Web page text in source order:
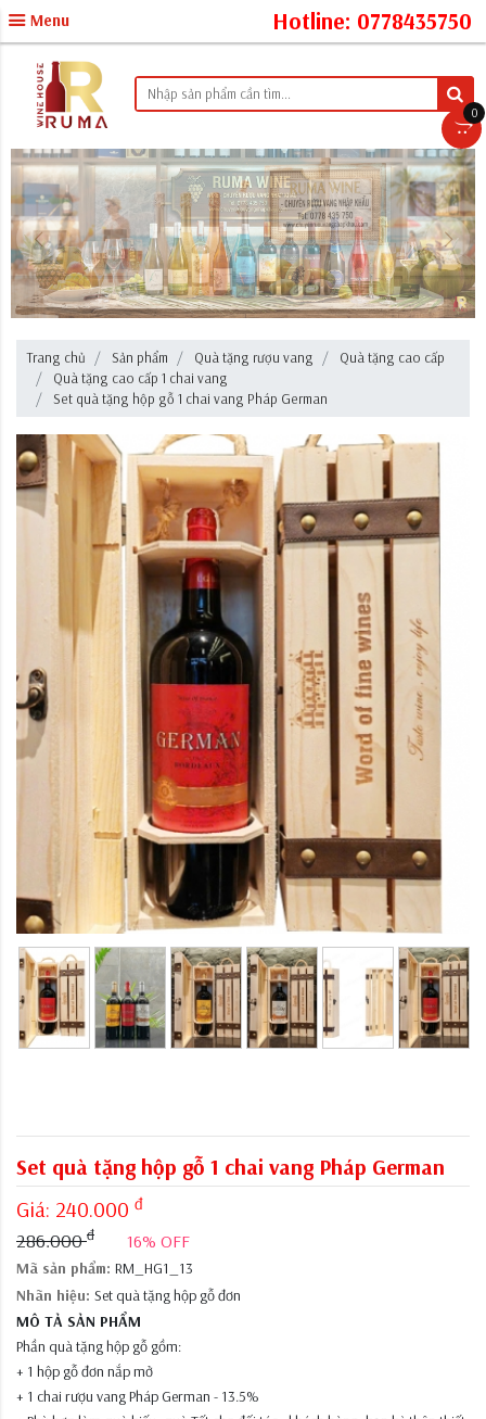
Menu Hotline: 0778435750
Trang chủ Sản phẩm Quà tặng rượu vang
Quà tặng cao cấp
Quà tặng cao cấp 1 chai vang
Set quà tặng hộp gỗ 1 chai vang Pháp German
Set quà tặng hộp gỗ 1 chai vang Pháp German
Giá: 240.000 đ
286.000đ 16% OFF
Mã sản phẩm: RM_HG1_13
Nhãn hiệu: Set quà tặng hộp gỗ đơn
MÔ TẢ SẢN PHẨM
Phần quà tặng hộp gỗ gồm:
+ 1 hộp gỗ đơn nắp mở
+ 1 chai rượu vang Pháp German - 13.5%
0